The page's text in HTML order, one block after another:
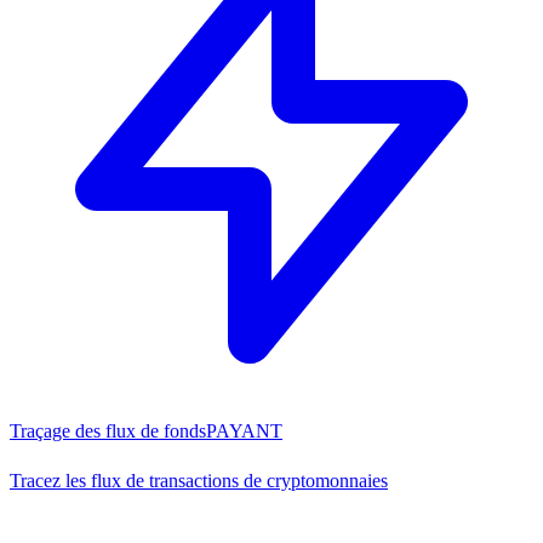
Traçage des flux de fondsPAYANT
Tracez les flux de transactions de cryptomonnaies